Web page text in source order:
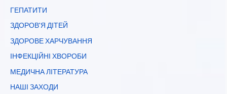
ГЕПАТИТИ
ЗДОРОВ'Я ДІТЕЙ
ЗДОРОВЕ ХАРЧУВАННЯ
ІНФЕКЦІЙНІ ХВОРОБИ
МЕДИЧНА ЛІТЕРАТУРА
НАШІ ЗАХОДИ